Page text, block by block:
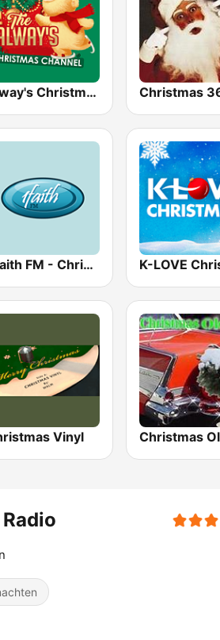
Alway's Christmas Channel
1Faith FM - Christmas Classics
Vinyl Christmas